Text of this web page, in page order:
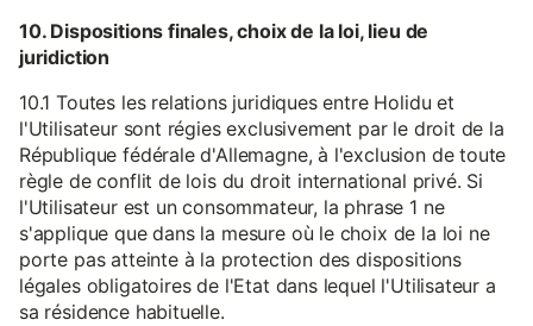
10. Dispositions finales, choix de la loi, lieu de
juridiction
10.1 Toutes les relations juridiques entre Holidu et
l'Utilisateur sont régies exclusivement par le droit de la
République fédérale d'Allemagne, à l'exclusion de toute
règle de conflit de lois du droit international privé. Si
l'Utilisateur est un consommateur, la phrase 1 ne
s'applique que dans la mesure où le choix de la loi ne
porte pas atteinte à la protection des dispositions
légales obligatoires de l'Etat dans lequel l'Utilisateur a
sa résidence habituelle.